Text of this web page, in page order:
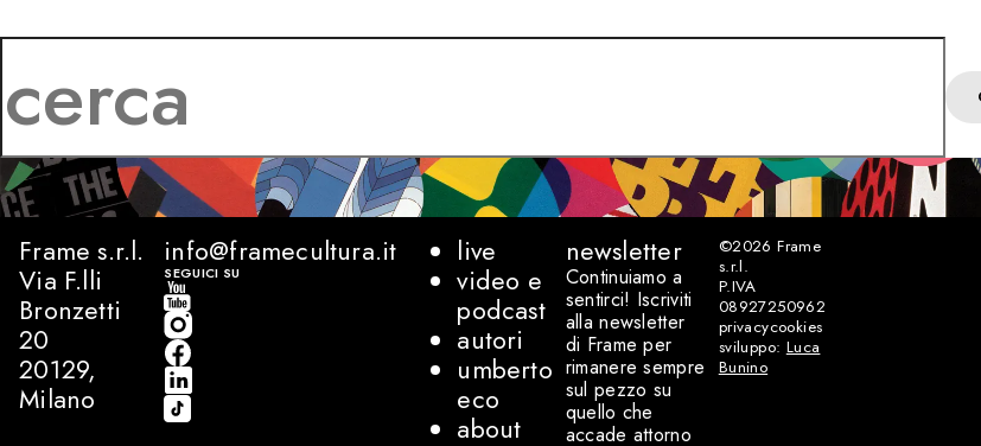
Frame s.r.l.
Via F.lli
Bronzetti
20
20129,
Milano
info@framecultura.it
SEGUICI SU
live
video e
podcast
autori
umberto
eco
about
newsletter
Continuiamo a
sentirci! Iscriviti
alla newsletter
di Frame per
rimanere sempre
sul pezzo su
quello che
accade attorno
©2026Frame
s.r.l.
P.IVA
08927250962
privacycookies
sviluppo: Luca
Bunino